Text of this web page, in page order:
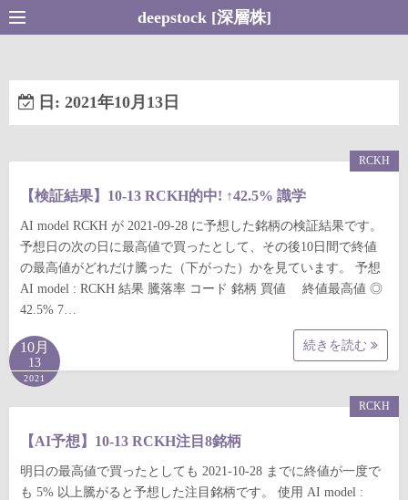
コ
ン
ン
へ
deepstock [深層株]
日: 2021年10月13日
【検証結果】10-13 RCKH的中! ↑42.5% 識学
AI model RCKH が 2021-09-28 に予想した銘柄の検証結果です。
予想日の次の日に最高値で買ったとして、その後10日間で終値
の最高値がどれだけ騰った（下がった）かを見ています。 予想
AI model : RCKH 結果 騰落率 コード 銘柄 買値 終値最高値 ◎
42.5% 7…
続きを読む
RCKH
10月
13
2021
【AI予想】10-13 RCKH注目8銘柄
明日の最高値で買ったとしても 2021-10-28 までに終値が一度で
も 5% 以上騰がると予想した注目銘柄です。 使用 AI model :
RCKH